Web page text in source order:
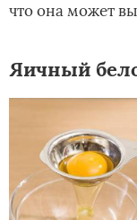
что она может
Яичный